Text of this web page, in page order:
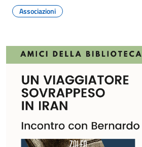
Associazioni